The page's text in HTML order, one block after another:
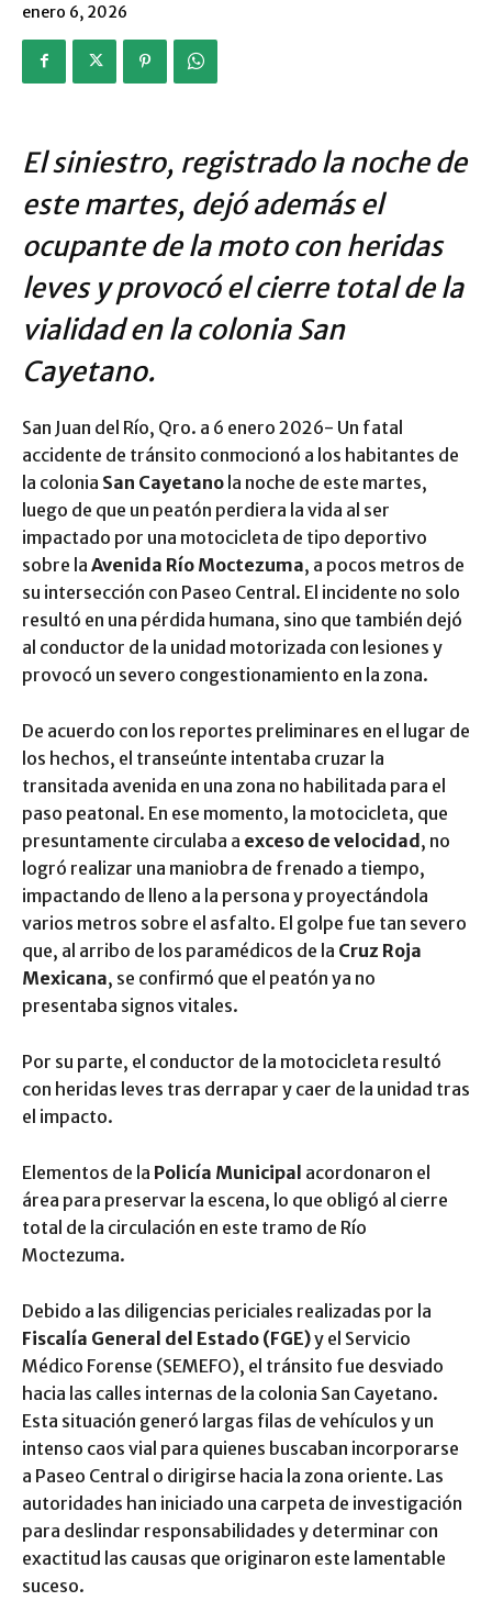
enero 6, 2026
El siniestro, registrado la noche de
este martes, dejó además el
ocupante de la moto con heridas
leves y provocó el cierre total de la
vialidad en la colonia San
Cayetano.
San Juan del Río, Qro. a 6 enero 2026- Un fatal
accidente de tránsito conmocionó a los habitantes de
la colonia San Cayetano la noche de este martes,
luego de que un peatón perdiera la vida al ser
impactado por una motocicleta de tipo deportivo
sobre la Avenida Río Moctezuma, a pocos metros de
su intersección con Paseo Central. El incidente no solo
resultó en una pérdida humana, sino que también dejó
al conductor de la unidad motorizada con lesiones y
provocó un severo congestionamiento en la zona.
De acuerdo con los reportes preliminares en el lugar de
los hechos, el transeúnte intentaba cruzar la
transitada avenida en una zona no habilitada para el
paso peatonal. En ese momento, la motocicleta, que
presuntamente circulaba a exceso de velocidad, no
logró realizar una maniobra de frenado a tiempo,
impactando de lleno a la persona y proyectándola
varios metros sobre el asfalto. El golpe fue tan severo
que, al arribo de los paramédicos de la Cruz Roja
Mexicana, se confirmó que el peatón ya no
presentaba signos vitales.
Por su parte, el conductor de la motocicleta resultó
con heridas leves tras derrapar y caer de la unidad tras
el impacto.
Elementos de la Policía Municipal acordonaron el
área para preservar la escena, lo que obligó al cierre
total de la circulación en este tramo de Río
Moctezuma.
Debido a las diligencias periciales realizadas por la
Fiscalía General del Estado (FGE)y el Servicio
Médico Forense (SEMEFO), el tránsito fue desviado
hacia las calles internas de la colonia San Cayetano.
Esta situación generó largas filas de vehículos y un
intenso caos vial para quienes buscaban incorporarse
a Paseo Central o dirigirse hacia la zona oriente. Las
autoridades han iniciado una carpeta de investigación
para deslindar responsabilidades y determinar con
exactitud las causas que originaron este lamentable
suceso.